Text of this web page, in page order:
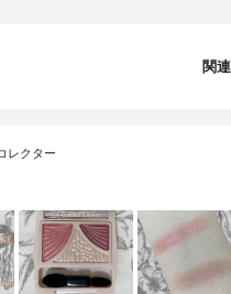
関
レクター